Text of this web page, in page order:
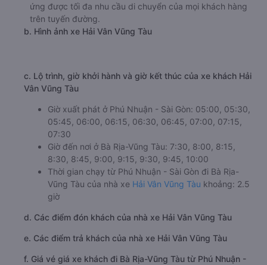
ứng được tối đa nhu cầu di chuyển của mọi khách hàng
trên tuyến đường.
b. Hình ảnh xe Hải Vân Vũng Tàu
c. Lộ trình, giờ khởi hành và giờ kết thúc của xe khách Hải
Vân Vũng Tàu
Giờ xuất phát ở Phú Nhuận - Sài Gòn: 05:00, 05:30,
05:45, 06:00, 06:15, 06:30, 06:45, 07:00, 07:15,
07:30
Giờ đến nơi ở Bà Rịa-Vũng Tàu: 7:30, 8:00, 8:15,
8:30, 8:45, 9:00, 9:15, 9:30, 9:45, 10:00
Thời gian chạy từ Phú Nhuận - Sài Gòn đi Bà Rịa-
Vũng Tàu của nhà xe Hải Vân Vũng Tàu khoảng: 2.5
giờ
d. Các điểm đón khách của nhà xe Hải Vân Vũng Tàu
e. Các điểm trả khách của nhà xe Hải Vân Vũng Tàu
f. Giá vé giá xe khách đi Bà Rịa-Vũng Tàu từ Phú Nhuận -